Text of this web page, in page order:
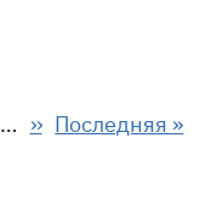
… Следующая
›› Последняя
Последняя »